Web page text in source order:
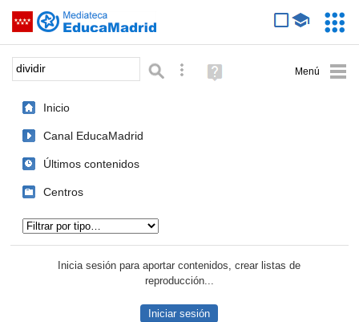
Saltar navegación
Palabra o frase: Búsqueda avanzada
Ayuda
(en
Inicio
Canal EducaMadrid
Últimos contenidos
Centros
Inicia sesión para aportar contenidos, crear listas de
reproducción...
Iniciar sesión